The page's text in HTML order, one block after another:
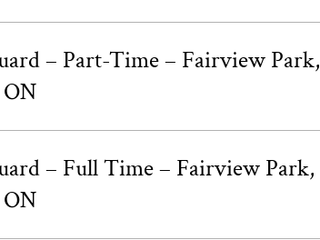
– Part-Time – Fairview Park,
– Full Time – Fairview Park,